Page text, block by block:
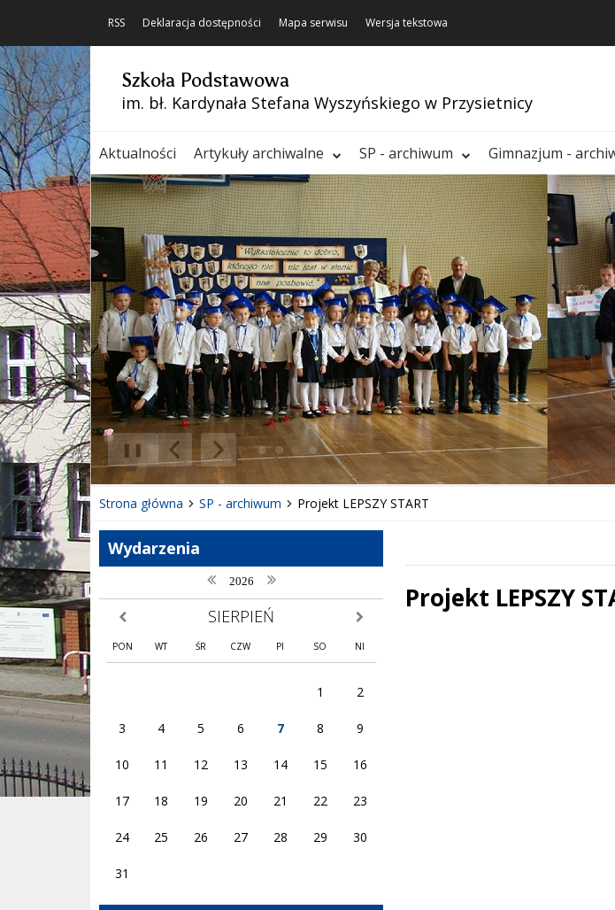
RSS Deklaracja dostępności Mapa serwisu Wersja tekstowa
Szkoła Podstawowa
im. bł. Kardynała Stefana Wyszyńskiego w Przysietnicy
Aktualności Artykuły archiwalne SP - archiwum Gimnazjum -
Poprzedni Element
Następny Element
❚❚
Strona główna SP - archiwum Projekt LEPSZY START
Wydarzenia
poprzedni rok
2026 następny rok
poprzedni miesiąc SIERPIEŃ następny miesiąc
PON WT ŚR CZW PI SO NI
1 2
3 4 5 6 7 8 9
10 11 12 13 14 15 16
17 18 19 20 21 22 23
24 25 26 27 28 29 30
31
Projekt LEPSZY